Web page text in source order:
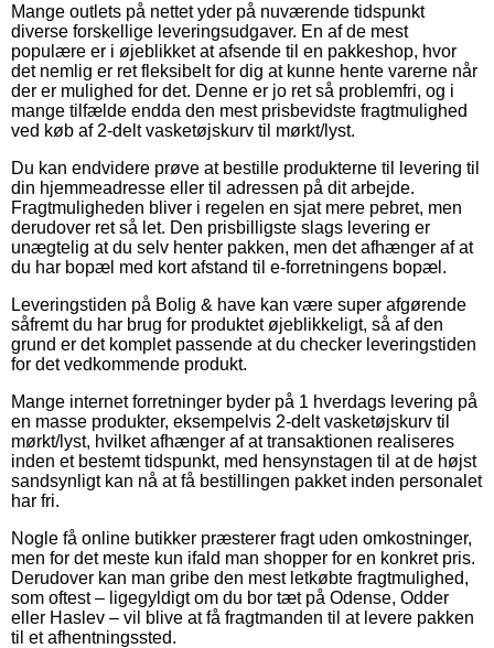
Mange outlets på nettet yder på nuværende tidspunkt
diverse forskellige leveringsudgaver. En af de mest
populære er i øjeblikket at afsende til en pakkeshop, hvor
det nemlig er ret fleksibelt for dig at kunne hente varerne når
der er mulighed for det. Denne er jo ret så problemfri, og i
mange tilfælde endda den mest prisbevidste fragtmulighed
ved køb af 2-delt vasketøjskurv til mørkt/lyst.
Du kan endvidere prøve at bestille produkterne til levering til
din hjemmeadresse eller til adressen på dit arbejde.
Fragtmuligheden bliver i regelen en sjat mere pebret, men
derudover ret så let. Den prisbilligste slags levering er
unægtelig at du selv henter pakken, men det afhænger af at
du har bopæl med kort afstand til e-forretningens bopæl.
Leveringstiden på Bolig & have kan være super afgørende
såfremt du har brug for produktet øjeblikkeligt, så af den
grund er det komplet passende at du checker leveringstiden
for det vedkommende produkt.
Mange internet forretninger byder på 1 hverdags levering på
en masse produkter, eksempelvis 2-delt vasketøjskurv til
mørkt/lyst, hvilket afhænger af at transaktionen realiseres
inden et bestemt tidspunkt, med hensynstagen til at de højst
sandsynligt kan nå at få bestillingen pakket inden personalet
har fri.
Nogle få online butikker præsterer fragt uden omkostninger,
men for det meste kun ifald man shopper for en konkret pris.
Derudover kan man gribe den mest letkøbte fragtmulighed,
som oftest – ligegyldigt om du bor tæt på Odense, Odder
eller Haslev – vil blive at få fragtmanden til at levere pakken
til et afhentningssted.